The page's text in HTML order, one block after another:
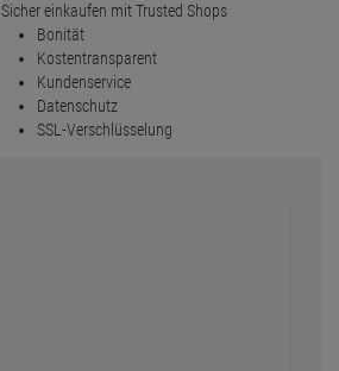
Sicher einkaufen mit Trusted Shops
Bonität
Kostentransparent
Kundenservice
Datenschutz
SSL-Verschlüsselung